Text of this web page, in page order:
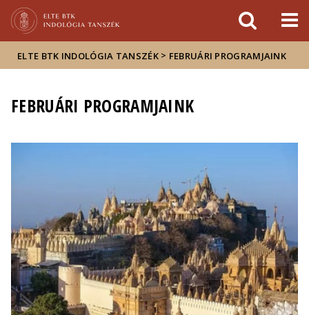
sajtóban
ELTE BTK INDOLÓGIA TANSZÉK > FEBRUÁRI PROGRAMJAINK
FEBRUÁRI PROGRAMJAINK